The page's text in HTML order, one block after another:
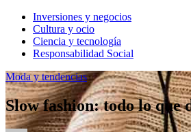
Inversiones y negocios
Cultura y ocio
Ciencia y tecnología
Responsabilidad Social
Moda y tendencias
Slow fashion: todo lo que